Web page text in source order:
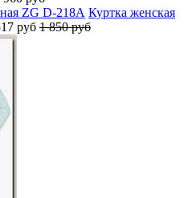
Куртка женская
руб 1 850 руб